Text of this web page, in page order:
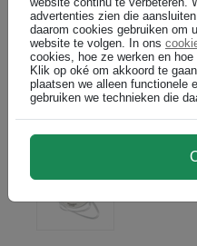
Busters Yuma stofmasker /
LEVERING
LEVERING
advertenties zien die
daarom cookies gebruiken om
website te volgen. In ons
cookies, hoe ze werken en
Klik op oké om akkoord te
plaatsen we alleen functionele
gebruiken we technieken die